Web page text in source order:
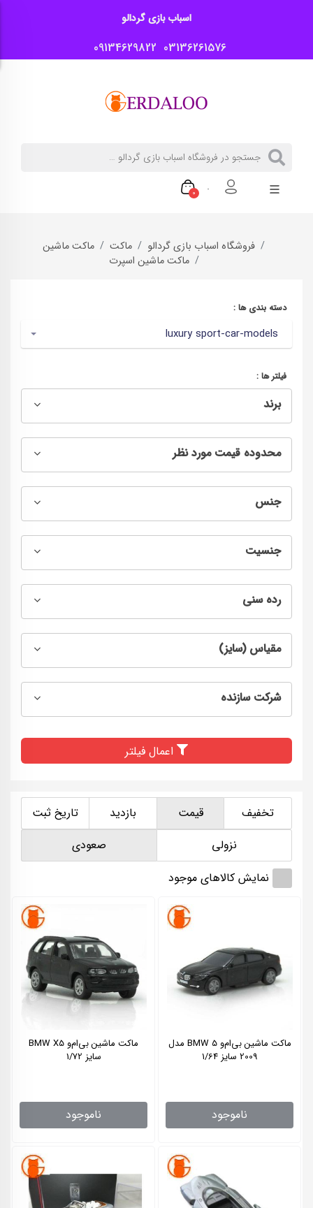
اسباب بازی گردالو
03136261576
09134629822
0
فروشگاه اسباب بازی گردالو ماکت
ماکت ماشین
ماکت ماشین اسپرت
دسته بندی ها :
luxury sport-car-models
فیلتر ها :
برند
محدوده قیمت مورد نظر
جنس
جنسیت
رده سنی
مقیاس (سایز)
شرکت سازنده
تخفیف قیمت بازدید
تاریخ ثبت
نزولی
صعودی
نمایش کالاهای موجود
ماکت ماشین بی‌ام‌و BMW 5 مدل
2009 سایز 1/64
ناموجود
ماکت ماشین بی‌ام‌و BMW X5
سایز 1/72
ناموجود